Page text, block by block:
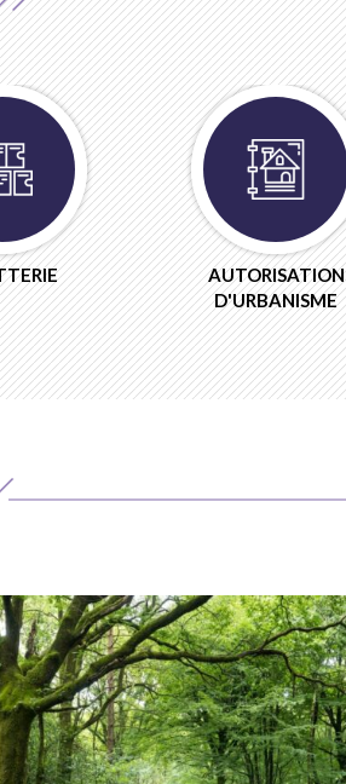
AUTORISATION
D'URBANISME